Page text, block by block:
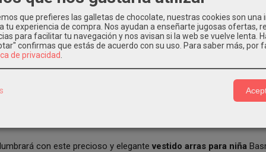
COSTES DE ENVÍO
NIÑA VESTIR BASMARTÍ EN KIDS
confeccionando en un bonito tejido rojo, con
escote cuadrado en escote espalda y tiene lazadas desde
forma evase en tejido rojo con bordados beige. Este precioso
son ideales para
con este precioso y elegantevestido arras para niña
que prefieres las galletas de chocolate, nuestras cookies son una
tu experiencia de compra. Nos ayudan a enseñarte jugosas ofertas,
para facilitar tu navegación y nos avisan si la web se vuelve lenta.
confirmas que estás de acuerdo con su uso. Para saber más, por
de privacidad.